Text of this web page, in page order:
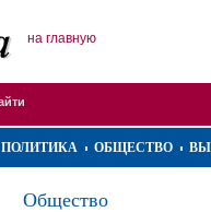
на главную
ПОЛИТИКА ОБЩЕСТВО
Общество